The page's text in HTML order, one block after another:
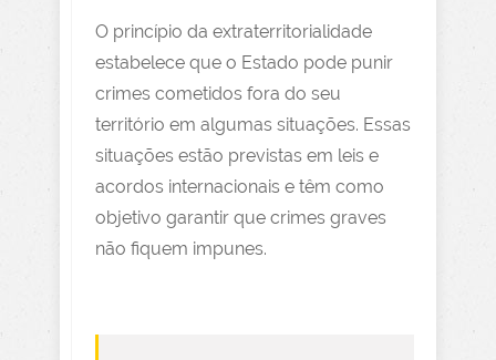
O princípio da extraterritorialidade
estabelece que o Estado pode punir
crimes cometidos fora do seu
território em algumas situações. Essas
situações estão previstas em leis e
acordos internacionais e têm como
objetivo garantir que crimes graves
não fiquem impunes.